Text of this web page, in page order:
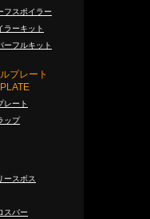
フスポイラー
ラーキット
ーフルキット
プレート
レート
ップ
ースボス
スバー